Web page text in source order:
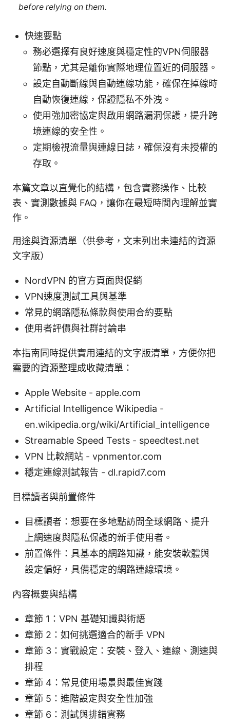
before relying on them.
快速要點
務必選擇有良好速度與穩定性的VPN伺服器
節點，尤其是離你實際地理位置近的伺服器。
設定自動斷線與自動連線功能，確保在掉線時
自動恢復連線，保證隱私不外洩。
使用強加密協定與啟用網路漏洞保護，提升跨
境連線的安全性。
定期檢視流量與連線日誌，確保沒有未授權的
存取。
本篇文章以直覺化的結構，包含實務操作、比較
表、實測數據與 FAQ，讓你在最短時間內理解並實
作。
用途與資源清單（供參考，文末列出未連結的資源
文字版）
NordVPN 的官方頁面與促銷
VPN速度測試工具與基準
常見的網路隱私條款與使用合約要點
使用者評價與社群討論串
本指南同時提供實用連結的文字版清單，方便你把
需要的資源整理成收藏清單：
Apple Website - apple.com
Artificial Intelligence Wikipedia -
en.wikipedia.org/wiki/Artificial_intelligence
Streamable Speed Tests - speedtest.net
VPN 比較網站 - vpnmentor.com
穩定連線測試報告 - dl.rapid7.com
目標讀者與前置條件
目標讀者：想要在多地點訪問全球網路、提升
上網速度與隱私保護的新手使用者。
前置條件：具基本的網路知識，能安裝軟體與
設定偏好，具備穩定的網路連線環境。
內容概要與結構
章節 1：VPN 基礎知識與術語
章節 2：如何挑選適合的新手 VPN
章節 3：實戰設定：安裝、登入、連線、測速與
排程
章節 4：常見使用場景與最佳實踐
章節 5：進階設定與安全性加強
章節 6：測試與排錯實務